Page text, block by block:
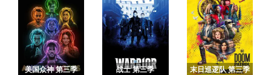
美国众神 第三季 战士 第三季 末日巡逻队 第三季